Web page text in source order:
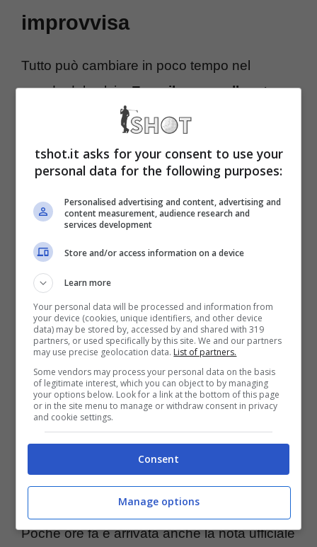
improvvisa
Tutto può cambiare in poco tempo nel
mondo del calcio.Ecco il nuovo allenatore
in caso di passaggio di proprietà nelle
subito le valigie.
Il portale de Il Corriere Adriatico ha sganciato
la bomba di calciomercato: in caso di nuova
proprietà con Robona Mobile, Massimo
Carrera potrebbe essere esonerato.Al suo
posto ecco subito l’esperto Sandro
Pochesci, che non allena da diverso
tempo dopo l’avventura fallimentare con
la Juve Stabia. In passato ha guidato tanti
club di Serie C con l’esperienza anche in
cadetteria alla guida della Ternana.
Poche ore fa è arrivata anche la nota ufficiale
tshot.it asks for your consent to use your
personal data for the following purposes:
Personalised advertising and content, advertising and
content measurement, audience research and
services development
Store and/or access information on a device
Learn more
Your personal data will be processed and information from
your device (cookies, unique identifiers, and other device
data) may be stored by, accessed by and shared with 319
partners, or used specifically by this site. We and our partners
may use precise geolocation data. List of partners.
Some vendors may process your personal data on the basis
of legitimate interest, which you can object to by managing
your options below. Look for a link at the bottom of this page
or in the site menu to manage or withdraw consent in privacy
and cookie settings.
Consent
Manage options